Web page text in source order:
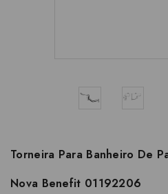
Torneira Para Banheiro De
Nova Benefit 01192206